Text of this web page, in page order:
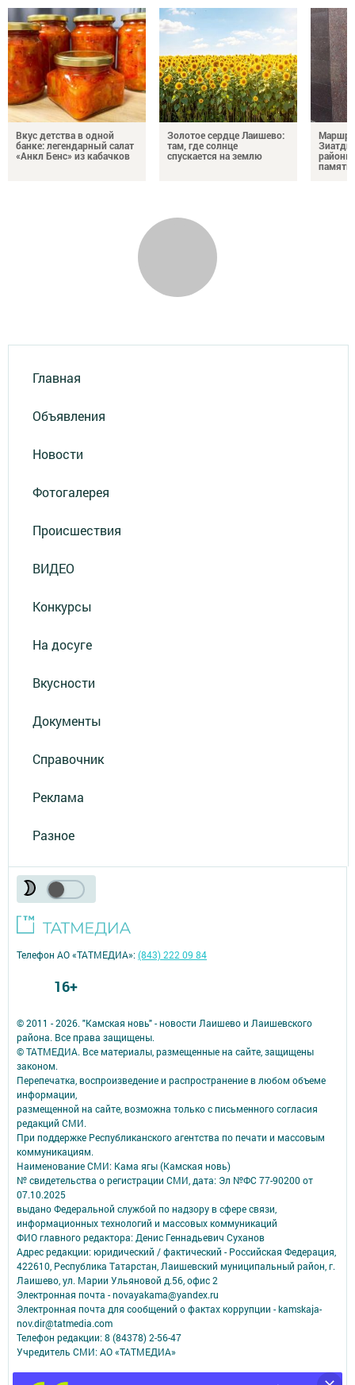
Вкус детства в одной
банке: легендарный салат
«Анкл Бенс» из кабачков
Золотое сердце Лаишево:
там, где солнце
спускается на землю
районы
память
Главная
Объявления
Новости
Фотогалерея
Происшествия
ВИДЕО
Конкурсы
На досуге
Вкусности
Документы
Справочник
Реклама
Разное
© 2011 - 2026. "Камская новь" - новости Лаишево и Лаишевского
района. Все права защищены.
© ТАТМЕДИА. Все материалы, размещенные на сайте, защищены
законом.
Перепечатка, воспроизведение и распространение в любом объеме
информации,
размещенной на сайте, возможна только с письменного согласия
редакций СМИ.
При поддержке Республиканского агентства по печати и массовым
коммуникациям.
Наименование СМИ: Кама ягы (Камская новь)
№ свидетельства о регистрации СМИ, дата: Эл №ФC 77-90200 от
07.10.2025
выдано Федеральной службой по надзору в сфере связи,
информационных технологий и массовых коммуникаций
ФИО главного редактора: Денис Геннадьевич Суханов
Адрес редакции: юридический / фактический - Российская Федерация,
422610, Республика Татарстан, Лаишевский муниципальный район, г.
Лаишево, ул. Марии Ульяновой д.56, офис 2
Электронная почта - novayakama@yandex.ru
Электронная почта для сообщений о фактах коррупции - kamskaja-
nov.dir@tatmedia.com
Телефон редакции: 8 (84378) 2-56-47
Учредитель СМИ: АО «ТАТМЕДИА»
Антикоррупционная политика
Телефон АО «ТАТМЕДИА»:(843) 222 09 84
16+